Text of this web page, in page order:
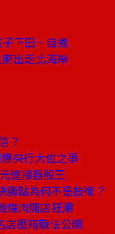
下田、自煮
出走北海岸
？
央行大位之爭
連接器股王
點為何不是技術？
燒肉開店狂潮
壓箱戰法公開